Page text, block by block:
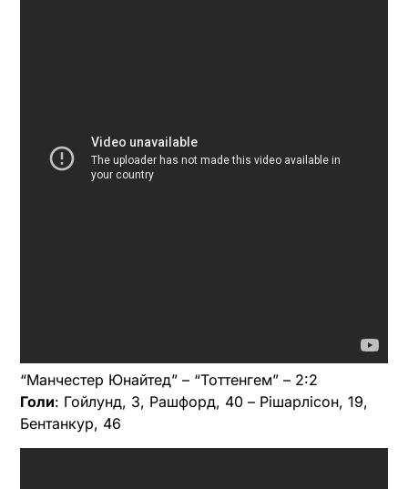
“Манчестер Юнайтед” – “Тоттенгем” – 2:2
Голи: Гойлунд, 3, Рашфорд, 40 – Рішарлісон, 19,
Бентанкур, 46